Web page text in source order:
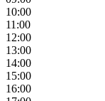
10:00
11:00
12:00
13:00
14:00
15:00
16:00